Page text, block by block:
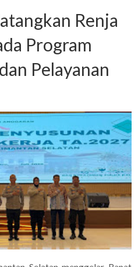
Renja
Program
Pelayanan